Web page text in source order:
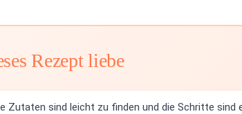
Rezept liebe
Zutaten sind leicht zu finden und die Schritte sind